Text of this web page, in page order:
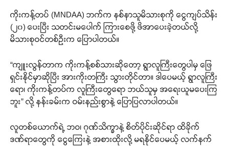
ကိုးကန့်တပ် (MNDAA) ဘက်က နစ်နာသူမိသားစုကို ငွေကျပ်သိန်း
(၂၀) ပေးပြီး သတင်းမပေါက် ကြားစေဖို့ ဖိအာပေးခဲ့တယ်လို့
မိသားစုဝင်တစ်ဦးက ပြောပါတယ်။
“ကျူးလွန်တာက ကိုးကန့်စစ်သားဆိုတော့ ရွာလူကြီးတွေပါမှ ဖြေ
ရှင်းနိုင်မှာဆိုပြီး အားကိုးတကြီး သွားတိုင်တာ။ ဒါပေမယ့် ရွာလူကြီး
ရော၊ ကိုးကန့်တပ်က လူကြီးတွေရော ဘယ်သူမှ အရေးယူမပေးကြ
ဘူး” လို့ နန်းခမ်းက ဝမ်းနည်းစွာနဲ့ ပြောပြလာပါတယ်။
လူတစ်ယောက်ရဲ့ ဘဝ၊ ဂုဏ်သိက္ခာနဲ့ စိတ်ပိုင်းဆိုင်ရာ ထိခိုက်
ဒဏ်ရာတွေကို ငွေကြေးနဲ့ အစားထိုးလို့ မရနိုင်ပေမယ့် လက်နက်